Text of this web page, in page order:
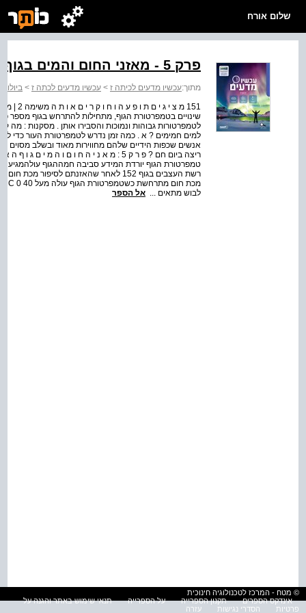
שלום אורח
פרק 5 - מאזני החום והמים בגוף האדם
מתוך:עכשיו מדעים לכיתה ז > עכשיו מדעים לכתה ז >
151 מ
שינויים בטמפרטורת הגוף, מתחילות להתרחש בגוף מספר
לטמפרטורות גבוהות ונמוכות והסבירו אותן . מסקנות :
ריצה ביום חם ? פ ר ק 5 : מ א נ י ה ח ו ם ו
טמפרטורת הגוף יורדת המידע סביבה חמההגוף עולהמגיע
רשת העצבים בגוף 152 לאחר שהאזנתם
לבוש מתאים ... אל הספר
© מטח - המרכז לטכנולוגיה חינוכית
אינדקס הספרים
תקנון הספרייה על הספרייה
תנאי שימוש באתר והגנה על
פרטיות
הסדרי נגישות עזרה